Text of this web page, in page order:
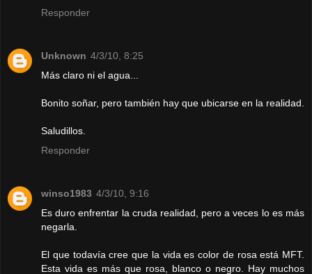
Responder
Unknown 4/3/10, 8:25
Más claro ni el agua...
Bonito soñar, pero también hay que ubicarse en la realidad.
Saludillos.
Responder
winso1983 4/3/10, 9:16
Es duro enfrentar la cruda realidad, pero a veces lo es más
negarla.
El que todavía cree que la vida es color de rosa está MFT.
Esta vida es más que rosa, blanco o negro. Hay muchos